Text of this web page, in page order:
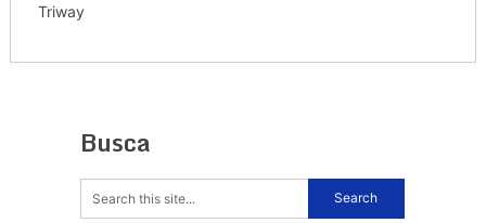
Triway
Busca